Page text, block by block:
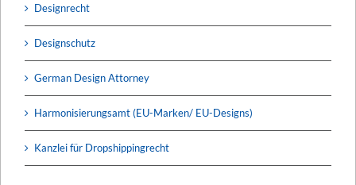
Designrecht
Designschutz
German Design Attorney
Harmonisierungsamt (EU-Marken/ EU-Designs)
Kanzlei für Dropshippingrecht